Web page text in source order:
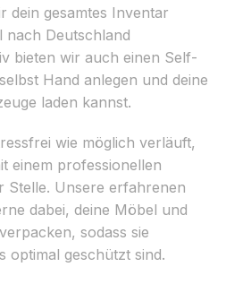
dein gesamtes Inventar
nach Deutschland
bieten wir auch einen Self-
Hand anlegen und deine
laden kannst.
wie möglich verläuft,
einem professionellen
Stelle. Unsere erfahrenen
dabei, deine Möbel und
sodass sie
optimal geschützt sind.